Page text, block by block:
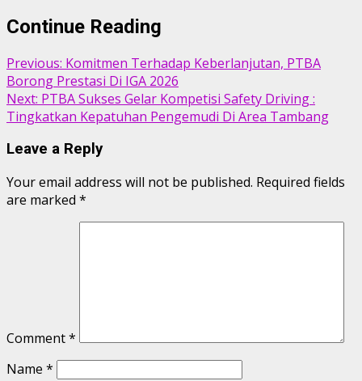
Continue Reading
Previous: Komitmen Terhadap Keberlanjutan, PTBA
Borong Prestasi Di IGA 2026
Next: PTBA Sukses Gelar Kompetisi Safety Driving :
Tingkatkan Kepatuhan Pengemudi Di Area Tambang
Leave a Reply
Your email address will not be published. Required fields
are marked *
Comment*
Name *